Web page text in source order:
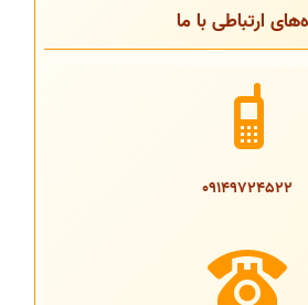
ارتباطی با ما
09149724522